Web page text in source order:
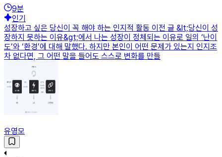
9분
인기
성장하고 싶은 당신이 꼭 해야 하는 인지적 활동 이전 글 &lt;당신이 성
장하지 못하는 이유&gt;에서 나는 성장이 정체되는 이유로 일의 ‘난이
도’와 ‘환경’에 대해 말했다. 하지만 본인이 어떤 문제가 있는지 인지조
차 없다면, 그 어떤 말을 들어도 스스로 변화를 만들
유영모